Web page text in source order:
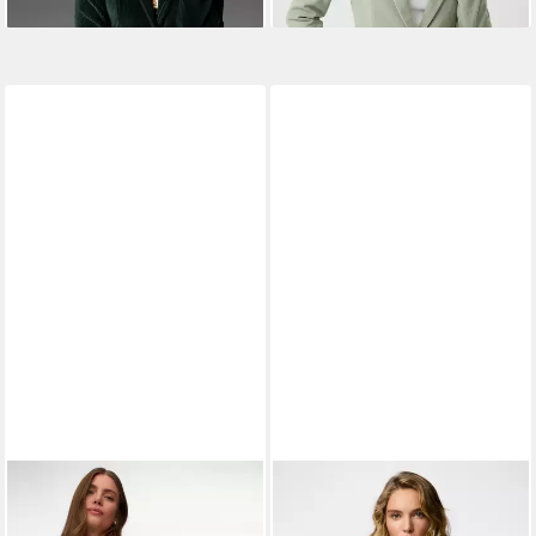
VERO MODAKurzblazer
VMJESMILO 3/4 LOOSE
Blusenblazer
PCBOSELLA 3/4 PRINTED